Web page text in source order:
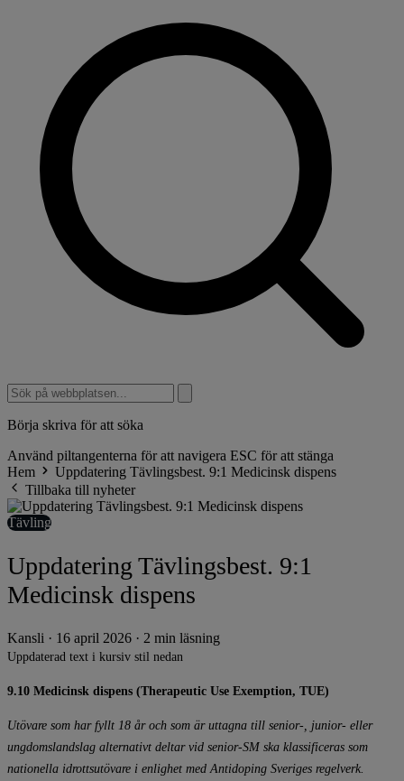
Börja skriva för att söka
Använd piltangenterna för att navigera ESC för att stänga
Hem
Uppdatering Tävlingsbest. 9:1 Medicinsk dispens
Tillbaka till nyheter
Tävling
Uppdatering Tävlingsbest. 9:1
Medicinsk dispens
Kansli · 16 april 2026 · 2 min läsning
Uppdaterad text i kursiv stil nedan
9.10 Medicinsk dispens (Therapeutic Use Exemption, TUE)
Utövare som har fyllt 18 år och som är uttagna till senior-, junior- eller
ungdomslandslag alternativt deltar vid senior-SM ska klassificeras som
nationella idrottsutövare i enlighet med Antidoping Sveriges regelverk.